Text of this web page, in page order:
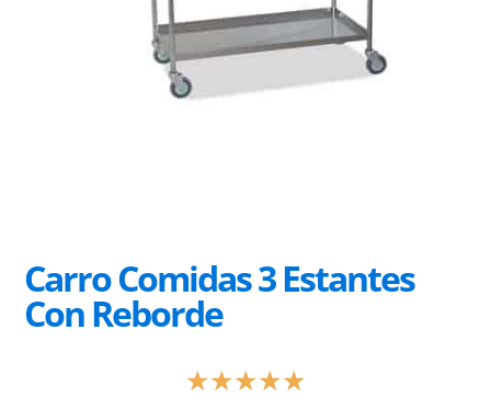
Carro Comidas 3 Estantes
Con Reborde
★★★★★